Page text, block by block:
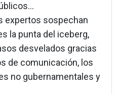
expertos sospechan
la punta del iceberg,
desvelados gracias
de comunicación, los
no gubernamentales y